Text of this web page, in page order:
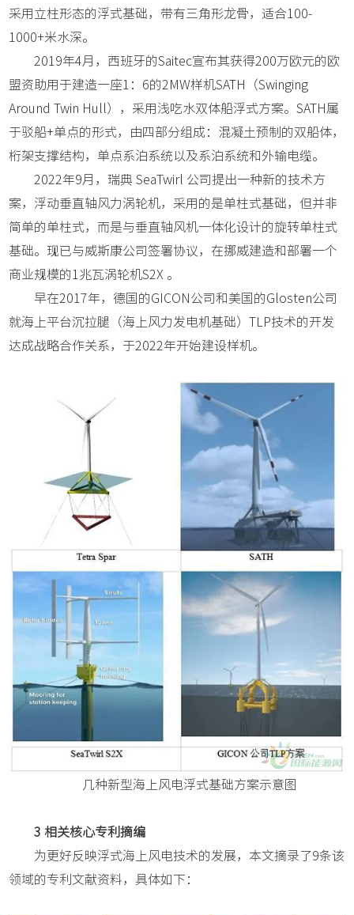
采用立柱形态的浮式基础，带有三角形龙骨，适合100-
1000+米水深。
2019年4月，西班牙的Saitec宣布其获得200万欧元的欧
盟资助用于建造一座1：6的2MW样机SATH（Swinging
Around Twin Hull），采用浅吃水双体船浮式方案。SATH属
于驳船+单点的形式，由四部分组成：混凝土预制的双船体，
桁架支撑结构，单点系泊系统以及系泊系统和外输电缆。
2022年9月，瑞典 SeaTwirl 公司提出一种新的技术方
案，浮动垂直轴风力涡轮机，采用的是单柱式基础，但并非
简单的单柱式，而是与垂直轴风机一体化设计的旋转单柱式
基础。现已与威斯康公司签署协议，在挪威建造和部署一个
商业规模的1兆瓦涡轮机S2X 。
早在2017年，德国的GICON公司和美国的Glosten公司
就海上平台沉拉腿（海上风力发电机基础）TLP技术的开发
达成战略合作关系，于2022年开始建设样机。
几种新型海上风电浮式基础方案示意图
3 相关核心专利摘编
为更好反映浮式海上风电技术的发展，本文摘录了9条该
领域的专利文献资料，具体如下：